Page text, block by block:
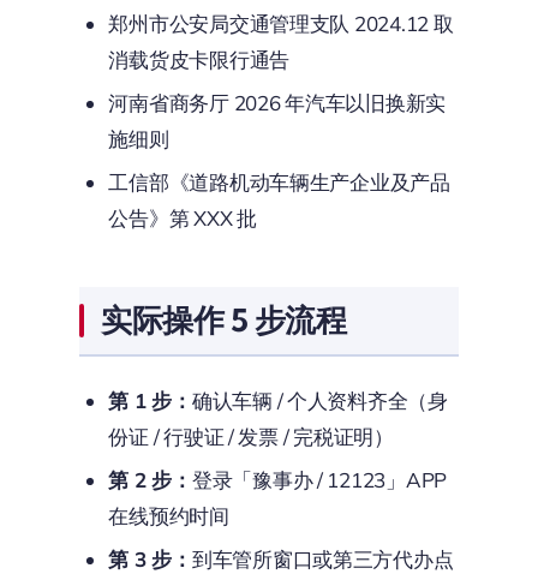
郑州市公安局交通管理支队 2024.12 取
消载货皮卡限行通告
河南省商务厅 2026 年汽车以旧换新实
施细则
工信部《道路机动车辆生产企业及产品
公告》第 XXX 批
实际操作 5 步流程
第 1 步： 确认车辆 / 个人资料齐全（身
份证 / 行驶证 / 发票 / 完税证明）
第 2 步： 登录「豫事办 / 12123」APP
在线预约时间
第 3 步： 到车管所窗口或第三方代办点